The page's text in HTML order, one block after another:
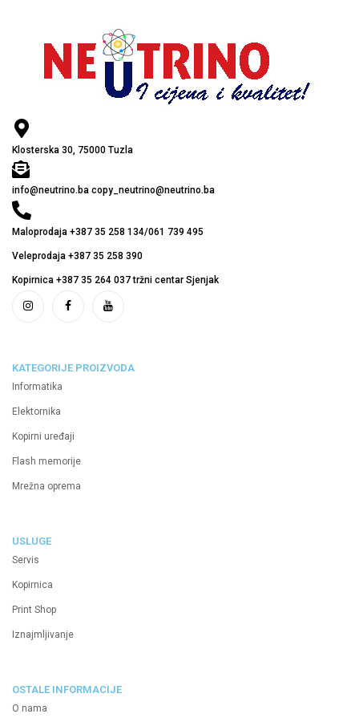
Klosterska 30, 75000 Tuzla
info@neutrino.ba copy_neutrino@neutrino.ba
Maloprodaja +387 35 258 134/061 739 495
Veleprodaja +387 35 258 390
Kopirnica +387 35 264 037 tržni centar Sjenjak
KATEGORIJE PROIZVODA
Informatika
Elektornika
Kopirni uređaji
Flash memorije
Mrežna oprema
USLUGE
Servis
Kopirnica
Print Shop
Iznajmljivanje
OSTALE INFORMACIJE
O nama